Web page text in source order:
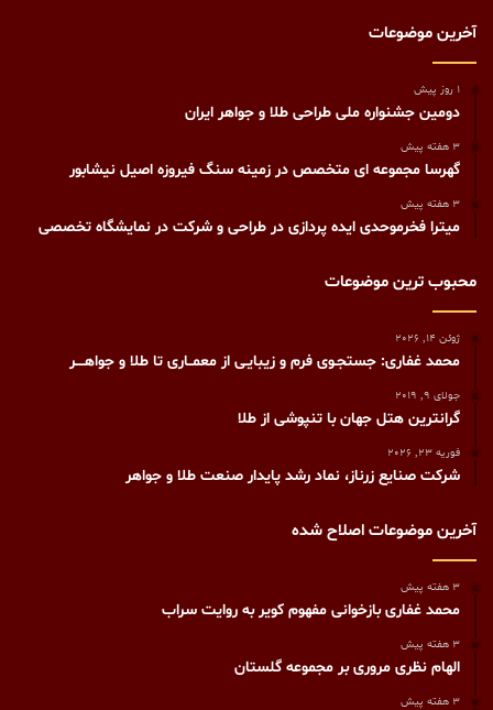
آخرین موضوعات
1 روز پیش
دومین جشنواره ملی طراحی طلا و جواهر ایران
3 هفته پیش
گهرسا مجموعه ای متخصص در زمینه سنگ فیروزه اصیل نیشابور
3 هفته پیش
میترا فخرموحدی ایده پردازی در طراحی و شرکت در نمایشگاه تخصصی
محبوب ترین موضوعات
ژوئن 14, 2026
محمد غفاری: جستجـوی فرم و زیبایـی از معمــاری تا طلا و جواهــــر
جولای 9, 2019
گرانترين هتل جهان با تنپوشی از طلا
فوریه 23, 2026
شرکت صنایع زرناز، نماد رشد پایدار صنعت طلا و جواهر
آخرین موضوعات اصلاح شده
3 هفته پیش
محمد غفاری بازخوانی مفهوم کویر به روایت سراب
3 هفته پیش
الهام نظری مروری بر مجموعه گلستان
3 هفته پیش